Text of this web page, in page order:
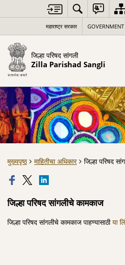
महाराष्ट्र सरकार
जिल्हा परिषद सांगली
Zilla Parishad Sangli
मुख्यपृष्ठ माहितीचा अधिकार जिल्हा परिषद
जिल्हा परिषद सांगलीचे कामकाज
जिल्हा परिषद सांगलीचे कामकाज पाहण्यासाठीया